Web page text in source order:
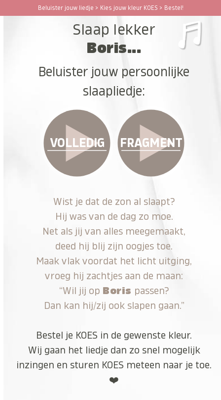
Beluister jouw liedje > Kies jouw kleur KOES > Bestel!
Open
Close
Slaap lekker
Boris...
Beluister jouw persoonlijke
slaapliedje:
VOLLEDIG FRAGMENT
Wist je dat de zon al slaapt?
Hij was van de dag zo moe.
Net als jij van alles meegemaakt,
deed hij blij zijn oogjes toe.
Maak vlak voordat het licht uitging,
vroeg hij zachtjes aan de maan:
“Wil jij op Boris passen?
Dan kan hij/zij ook slapen gaan.”
Bestel je KOES in de gewenste kleur.
Wij gaan het liedje dan zo snel mogelijk
inzingen en sturen KOES meteen naar je toe.
❤️